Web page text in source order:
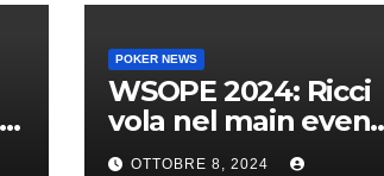
POKER NEWS
WSOPE 2024: Ricci
vola nel main event
e portiamo 5 azzurri
OTTOBRE 8, 2024